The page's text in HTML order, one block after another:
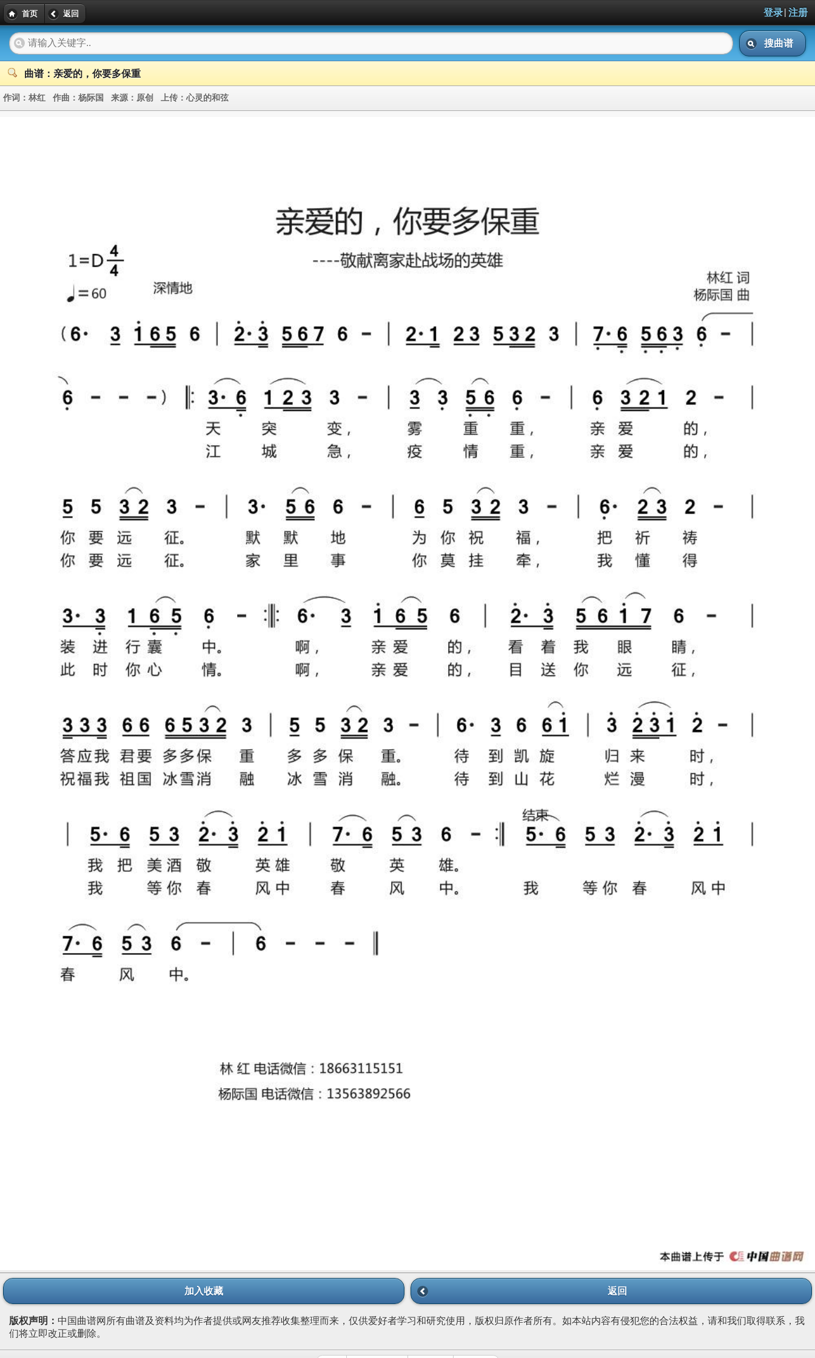
首页 返回 登录| 注册
搜曲谱
曲谱：亲爱的，你要多保重
作词： 林红 作曲： 杨际国 来源： 原创 上传： 心灵的和弦
加入收藏 返回
版权声明： 中国曲谱网所有曲谱及资料均为作者提供或网友推荐收集整理而来，仅供爱好者学习和研究使用，版权归原作者所有。如本站内容有侵犯您的合法权益，请和我们取得联系，我
们将立即改正或删除。